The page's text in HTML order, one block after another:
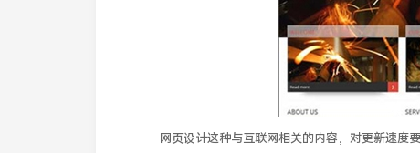
网页设计这种与互联网相关的内容，对更新速度要